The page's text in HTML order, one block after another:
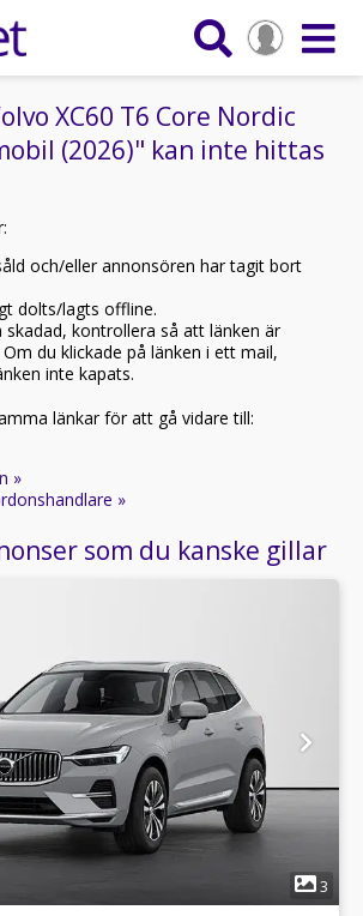
XC60 T6 Core Nordic
(2026)" kan inte hittas
och/eller annonsören har tagit bort
dolts/lagts offline.
skadad, kontrollera så att länken är
du klickade på länken i ett mail,
inte kapats.
länkar för att gå vidare till:
»
»
som du kanske gillar
3